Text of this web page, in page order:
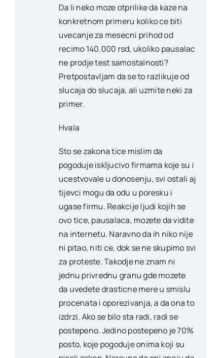
Da li neko moze otprilike da kaze na
konkretnom primeru koliko ce biti
uvecanje za mesecni prihod od
recimo 140.000 rsd, ukoliko pausalac
ne prodje test samostalnosti?
Pretpostavljam da se to razlikuje od
slucaja do slucaja, ali uzmite neki za
primer.
Hvala
Sto se zakona tice mislim da
pogoduje iskljucivo firmama koje su i
ucestvovale u donosenju, svi ostali aj
tijevci mogu da odu u poresku i
ugase firmu. Reakcije ljudi kojih se
ovo tice, pausalaca, mozete da vidite
na internetu. Naravno da ih niko nije
ni pitao, niti ce, dok se ne skupimo svi
za proteste. Takodje ne znam ni
jednu privrednu granu gde mozete
da uvedete drasticne mere u smislu
procenata i oporezivanja, a da ona to
izdrzi. Ako se bilo sta radi, radi se
postepeno. Jedino postepeno je 70%
posto, koje pogoduje onima koji su